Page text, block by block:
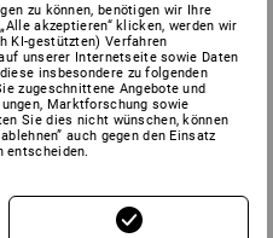
SALE -49%
zu können, benötigen wir Ihre
akzeptieren“ klicken, werden wir
KI-gestützten) Verfahren
unserer Internetseite sowie Daten
insbesondere zu folgenden
zugeschnittene Angebote und
Marktforschung sowie
Sie dies nicht wünschen, können
auch gegen den Einsatz
entscheiden.